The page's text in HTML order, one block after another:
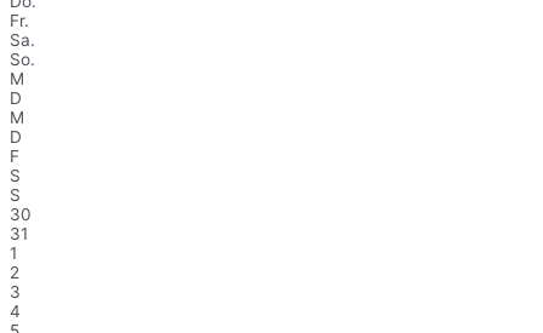
Fr.
Sa.
So.
M
D
M
D
F
S
S
30
31
1
2
3
4